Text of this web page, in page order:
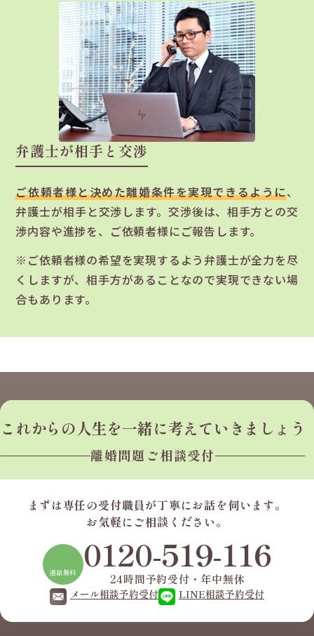
弁護士が相手と交渉
ご依頼者様と決めた離婚条件を実現できるように、
弁護士が相手と交渉します。交渉後は、相手方との交
渉内容や進捗を、ご依頼者様にご報告します。
※ご依頼者様の希望を実現するよう弁護士が全力を尽
くしますが、相手方があることなので実現できない場
合もあります。
これからの人生を一緒に考えていきましょう
離婚問題ご相談受付
まずは専任の受付職員が丁寧にお話を伺います。
お気軽にご相談ください。
通話無料 0120-519-116
24時間予約受付・年中無休
メール相談予約受付 LINE相談予約受付